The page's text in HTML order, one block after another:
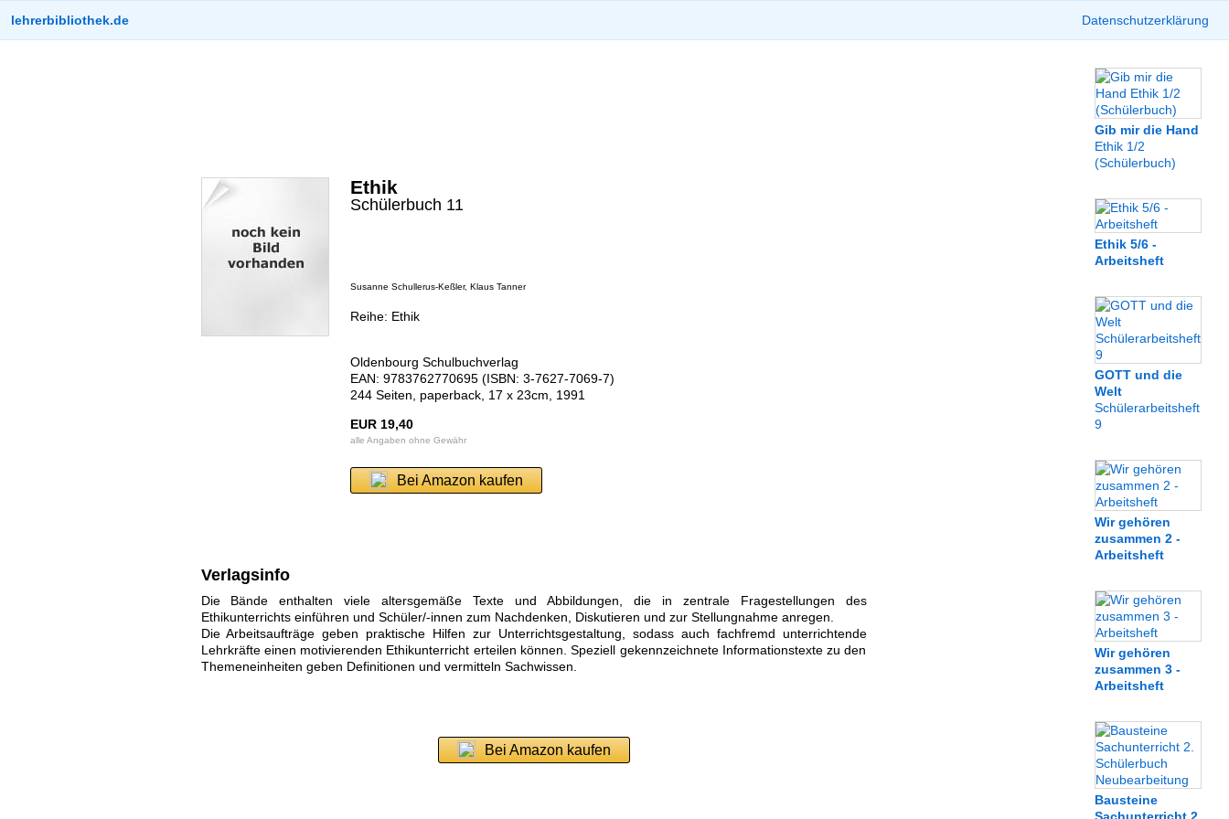
lehrerbibliothek.de Datenschutzerklärung
Ethik
Schülerbuch 11
Susanne Schullerus-Keßler, Klaus Tanner
Reihe: Ethik
Oldenbourg Schulbuchverlag
EAN: 9783762770695 (ISBN: 3-7627-7069-7)
244 Seiten, paperback, 17 x 23cm, 1991
EUR 19,40
alle Angaben ohne Gewähr
Bei Amazon kaufen
Verlagsinfo
Die Bände enthalten viele altersgemäße Texte und Abbildungen, die in zentrale Fragestellungen des
Ethikunterrichts einführen und Schüler/-innen zum Nachdenken, Diskutieren und zur Stellungnahme anregen.
Die Arbeitsaufträge geben praktische Hilfen zur Unterrichtsgestaltung, sodass auch fachfremd unterrichtende
Lehrkräfte einen motivierenden Ethikunterricht erteilen können. Speziell gekennzeichnete Informationstexte zu den
Themeneinheiten geben Definitionen und vermitteln Sachwissen.
Bei Amazon kaufen
Gib mir die Hand
Ethik 1/2
(Schülerbuch)
Ethik 5/6 -
Arbeitsheft
GOTT und die
Welt
Schülerarbeitsheft
9
Wir gehören
zusammen 2 -
Arbeitsheft
Wir gehören
zusammen 3 -
Arbeitsheft
Bausteine